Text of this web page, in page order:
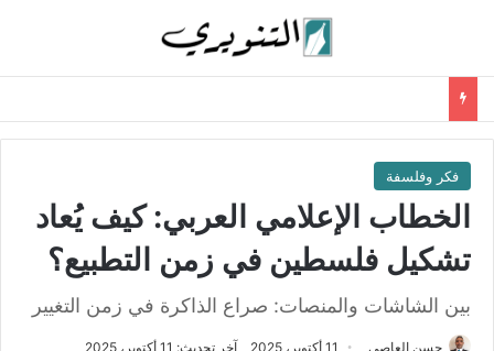
فكر وفلسفة
الخطاب الإعلامي العربي: كيف يُعاد
تشكيل فلسطين في زمن التطبيع؟
بين الشاشات والمنصات: صراع الذاكرة في زمن التغيير
حسن العاصي 11 أكتوبر، 2025 آخر تحديث: 11 أكتوبر، 2025